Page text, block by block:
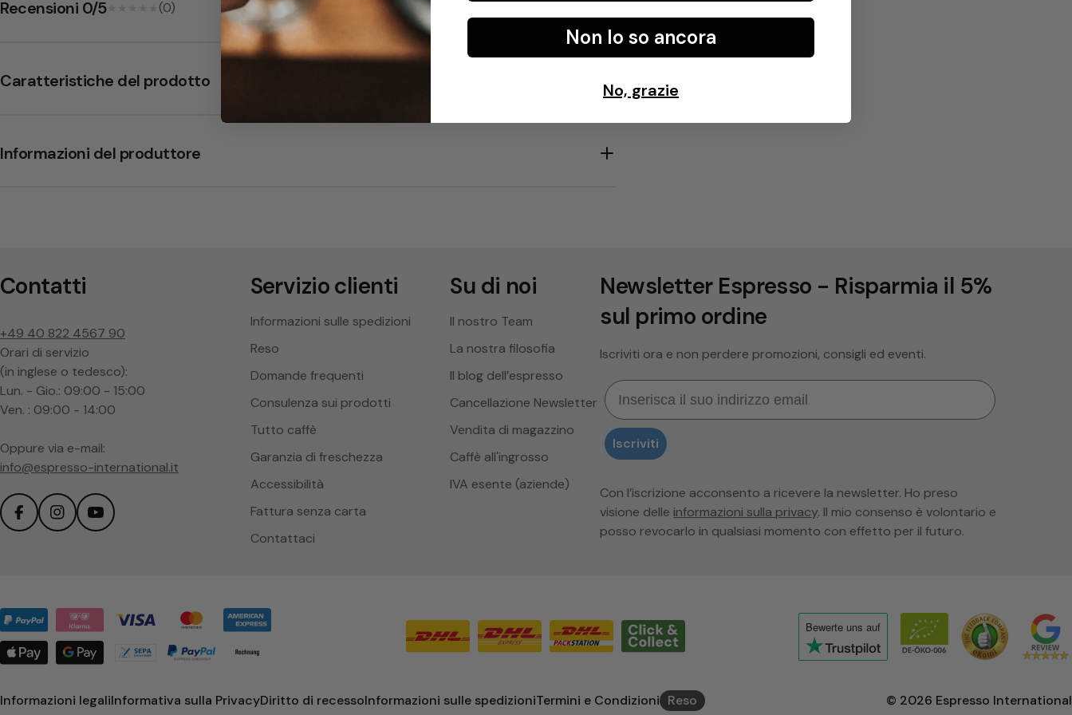
Il NOI ha un gusto pieno ed equilibrato con note di cioccolato al latte, frutta secca e frutta essiccata. Sia
consumato come caffè espresso, che come latte macchiato o cappuccino, questo caffè offre ogni volta
Recensioni 0/5 (0)
Caratteristiche del prodotto
Informazioni del produttore
Contatti
+49 40 822 4567 90
Orari di servizio
(in inglese o tedesco):
Lun. - Gio.: 09:00 - 15:00
Ven. : 09:00 - 14:00
Oppure via e-mail:
info@espresso-international.it
FacebookInstagramYouTube
Servizio clienti
Informazioni sulle spedizioni
Reso
Domande frequenti
Consulenza sui prodotti
Tutto caffè
Garanzia di freschezza
Accessibilità
Fattura senza carta
Contattaci
Su di noi
Il nostro Team
La nostra filosofia
Il blog dell’espresso
Cancellazione Newsletter
Vendita di magazzino
Caffè all'ingrosso
IVA esente (aziende)
Newsletter Espresso - Risparmia il 5%
sul primo ordine
Iscriviti ora e non perdere promozioni, consigli ed eventi.
Email
Iscriviti
Con l’iscrizione acconsento a ricevere la newsletter. Ho preso
visione delle informazioni sulla privacy. Il mio consenso è volontario e
posso revocarlo in qualsiasi momento con effetto per il futuro.
Metodi
di
Bewerte uns auf
Click
to
Informazioni legaliInformativa sulla PrivacyDiritto di recessoInformazioni sulle spedizioniTermini e Condizioni Reso © 2026 Espresso International
Non lo so ancora
No, grazie